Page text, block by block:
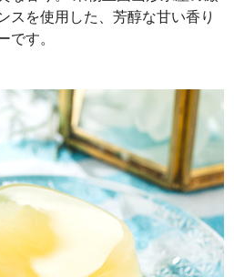
スを使用した、芳醇な甘い香り
です。